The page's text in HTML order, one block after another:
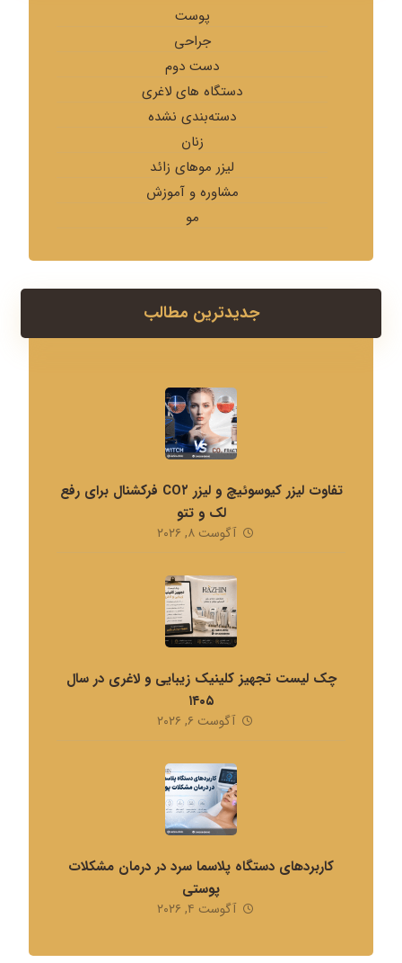
پوست
جراحی
دست دوم
دستگاه های لاغری
دسته‌بندی نشده
زنان
لیزر موهای زائد
مشاوره و آموزش
مو
جدیدترین مطالب
تفاوت لیزر کیوسوئیچ و لیزر CO۲ فرکشنال برای رفع
لک و تتو
آگوست ۸, ۲۰۲۶
چک لیست تجهیز کلینیک زیبایی و لاغری در سال
۱۴۰۵
آگوست ۶, ۲۰۲۶
کاربردهای دستگاه پلاسما سرد در درمان مشکلات
پوستی
آگوست ۴, ۲۰۲۶